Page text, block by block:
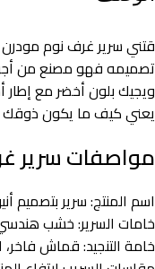
قتني سرير غرف نوم
تصميمه فهو مصنع من
ويجيك بلون أخضر مع
يعني كيف ما يكون ذوقك
مواصفات سرير
اسم المنتج: سرير بتصميم
خامات السرير: خشب
خامة التنجيد: قماش